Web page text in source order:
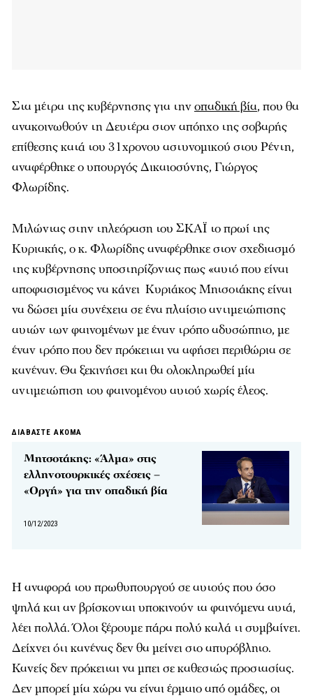
Στα μέτρα της κυβέρνησης για τηνοπαδική βία, που θα
ανακοινωθούν τη Δευτέρα στον απόηχο της σοβαρής
επίθεσης κατά του 31χρονου αστυνομικού στου Ρέντη,
αναφέρθηκε ο υπουργός Δικαιοσύνης, Γιώργος
Φλωρίδης.
Μιλώντας στην τηλεόραση του ΣΚΑΪ το πρωί της
Κυριακής, ο κ. Φλωρίδης αναφέρθηκε στον σχεδιασμό
της κυβέρνησης υποστηρίζοντας πως «αυτό που είναι
αποφασισμένος να κάνει Κυριάκος Μητσοτάκης είναι
να δώσει μία συνέχεια σε ένα πλαίσιο αντιμετώπισης
αυτών των φαινομένων με έναν τρόπο αδυσώπητο, με
έναν τρόπο που δεν πρόκειται να αφήσει περιθώρια σε
κανέναν. Θα ξεκινήσει και θα ολοκληρωθεί μία
αντιμετώπιση του φαινομένου αυτού χωρίς έλεος.
ΔΙΑΒΑΣΤΕ ΑΚΟΜΑ
Μητσοτάκης: «Άλμα» στις
ελληνοτουρκικές σχέσεις –
«Οργή» για την οπαδική βία
10/12/2023
Η αναφορά του πρωθυπουργού σε αυτούς που όσο
ψηλά και αν βρίσκονται υποκινούν τα φαινόμενα αυτά,
λέει πολλά. Όλοι ξέρουμε πάρα πολύ καλά τι συμβαίνει.
Δείχνει ότι κανένας δεν θα μείνει στο απυρόβλητο.
Κανείς δεν πρόκειται να μπει σε καθεστώς προστασίας.
Δεν μπορεί μία χώρα να είναι έρμαιο από ομάδες, οι